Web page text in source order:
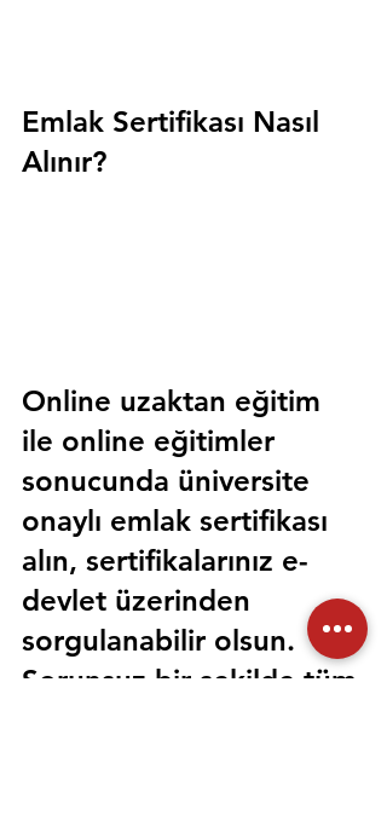
Emlak Sertifikası Nasıl
Alınır?
Online uzaktan eğitim
ile online eğitimler
sonucunda üniversite
onaylı emlak sertifikası
alın, sertifikalarınız e-
devlet üzerinden
sorgulanabilir olsun.
Sorunsuz bir şekilde tüm